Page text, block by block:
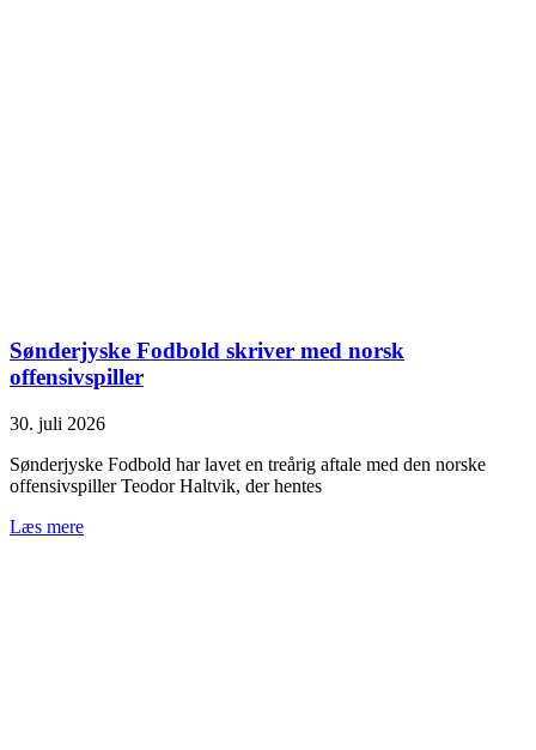
Sønderjyske Fodbold skriver med norsk
offensivspiller
30. juli 2026
Sønderjyske Fodbold har lavet en treårig aftale med den norske
offensivspiller Teodor Haltvik, der hentes
Læs mere